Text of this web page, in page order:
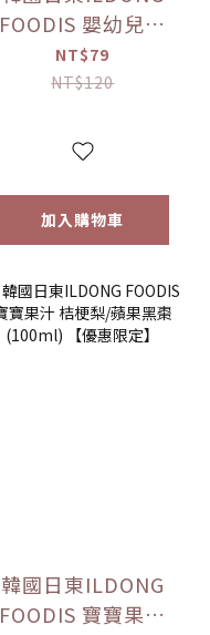
FOODIS 嬰幼兒果
果 (100ml)【優惠
NT$79
NT$120
加入購物車
韓國日東ILDONG
FOODIS 寶寶果汁